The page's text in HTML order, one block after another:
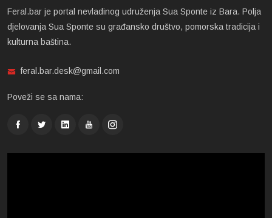
Feral.bar je portal nevladinog udruženja Sua Sponte iz Bara. Polja
djelovanja Sua Sponte su građansko društvo, pomorska tradicija i
kulturna baština.
feral.bar.desk@gmail.com
Poveži se sa nama: